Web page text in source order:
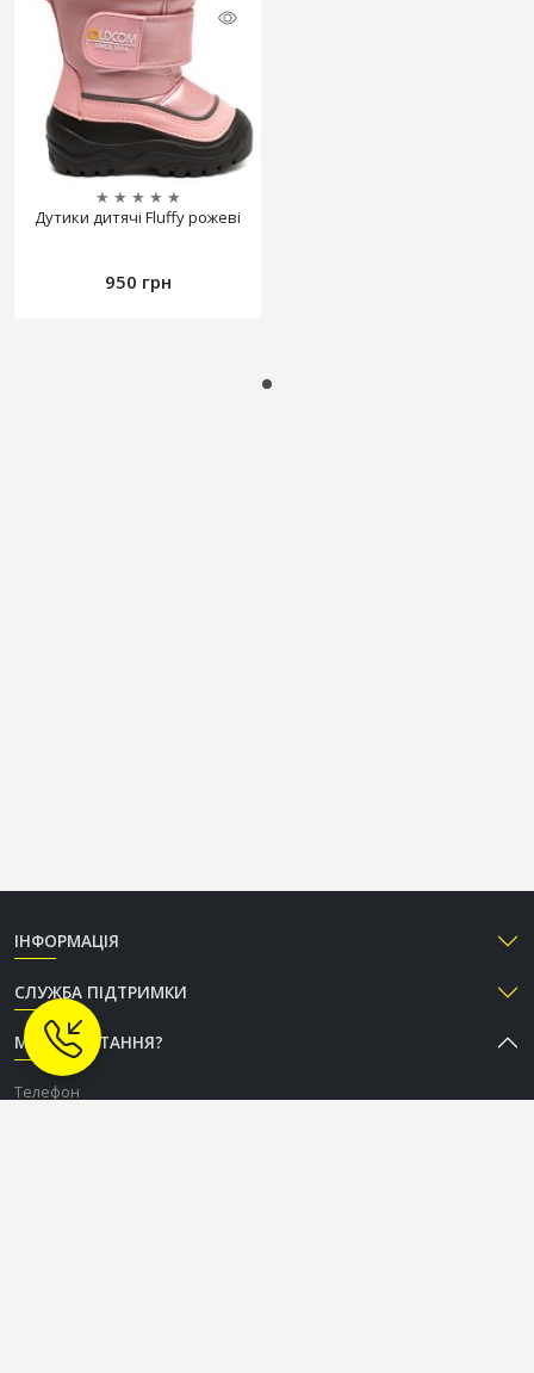
★ ★ ★ ★ ★
Дутики дитячі Fluffy рожеві
950 грн
ІНФОРМАЦІЯ
СЛУЖБА ПІДТРИМКИ
МАЄТЕ ПИТАННЯ?
Телефон